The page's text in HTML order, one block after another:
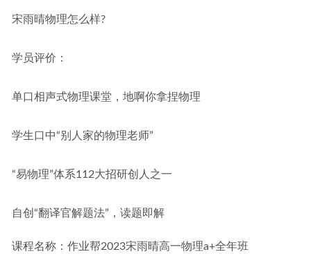
宋雨晴物理怎么样?
学员评价：
单口相声式物理课堂，地啊你拿捏物理
学生口中“别人家的物理老师”
“易物理”体系112大招研创人之一
自创“翻译官解题法”，读题即解
课程名称：作业帮2023宋雨晴高一物理a+全年班